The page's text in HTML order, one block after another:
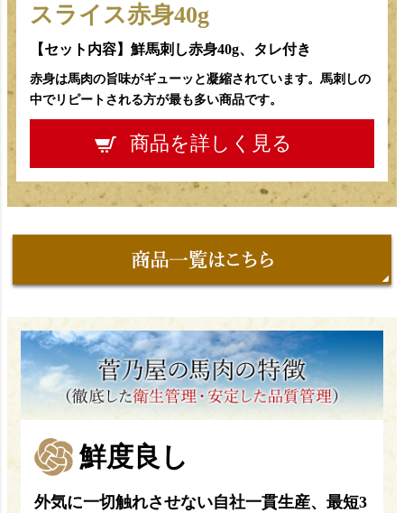
スライス赤身40g
【セット内容】鮮馬刺し赤身40g、タレ付き
赤身は馬肉の旨味がギューッと凝縮されています。馬刺しの
中でリピートされる方が最も多い商品です。
商品を詳しく見る
鮮度良し
外気に一切触れさせない自社一貫生産、最短3